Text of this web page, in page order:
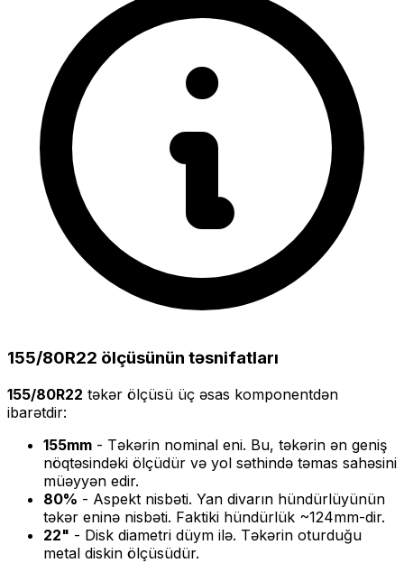
155/80R22 ölçüsünün təsnifatları
155/80R22 təkər ölçüsü üç əsas komponentdən
ibarətdir:
155mm - Təkərin nominal eni. Bu, təkərin ən geniş
nöqtəsindəki ölçüdür və yol səthində təmas sahəsini
müəyyən edir.
80% - Aspekt nisbəti. Yan divarın hündürlüyünün
təkər eninə nisbəti. Faktiki hündürlük ~124mm-dir.
22" - Disk diametri düym ilə. Təkərin oturduğu
metal diskin ölçüsüdür.